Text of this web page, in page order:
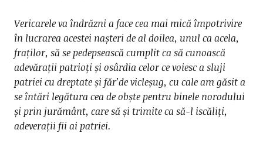
Vericarele va îndrăzni a face cea mai mică împotrivire
în lucrarea acestei nașteri de al doilea, unul ca acela,
fraților, să se pedepsească cumplit ca să cunoască
adevărații patrioți și osârdia celor ce voiesc a sluji
patriei cu dreptate și făr’de vicleșug, cu cale am găsit a
se întări legătura cea de obște pentru binele norodului
și prin jurământ, care să și trimite ca să-l iscăliți,
adeverații fii ai patriei.